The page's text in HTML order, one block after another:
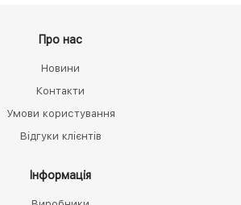
Про нас
Новини
Контакти
Умови користування
Відгуки клієнтів
Інформація